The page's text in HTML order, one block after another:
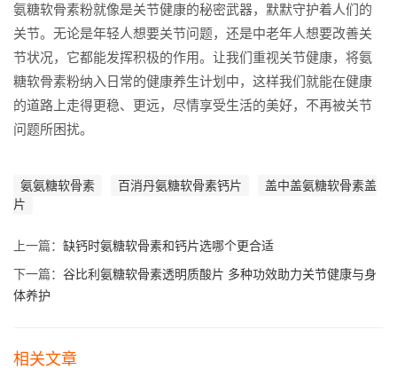
氨糖软骨素粉就像是关节健康的秘密武器，默默守护着人们的
关节。无论是年轻人想要关节问题，还是中老年人想要改善关
节状况，它都能发挥积极的作用。让我们重视关节健康，将氨
糖软骨素粉纳入日常的健康养生计划中，这样我们就能在健康
的道路上走得更稳、更远，尽情享受生活的美好，不再被关节
问题所困扰。
氨氨糖软骨素 百消丹氨糖软骨素钙片
盖中盖氨糖软骨素盖
片
上一篇： 缺钙时氨糖软骨素和钙片选哪个更合适
下一篇： 谷比利氨糖软骨素透明质酸片 多种功效助力关节健康与身
体养护
相关文章